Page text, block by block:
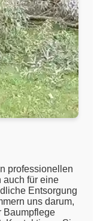
professionellen
auch für eine
Entsorgung
uns darum,
Baumpflege